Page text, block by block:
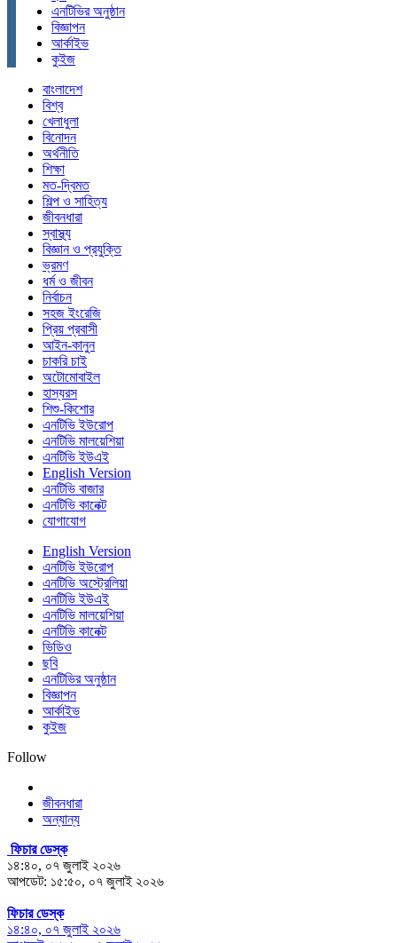
এনটিভির অনুষ্ঠান
বিজ্ঞাপন
আর্কাইভ
কুইজ
বাংলাদেশ
বিশ্ব
খেলাধুলা
বিনোদন
অর্থনীতি
শিক্ষা
মত-দ্বিমত
শিল্প ও সাহিত্য
জীবনধারা
স্বাস্থ্য
বিজ্ঞান ও প্রযুক্তি
ভ্রমণ
ধর্ম ও জীবন
নির্বাচন
সহজ ইংরেজি
প্রিয় প্রবাসী
আইন-কানুন
চাকরি চাই
অটোমোবাইল
হাস্যরস
শিশু-কিশোর
এনটিভি ইউরোপ
এনটিভি মালয়েশিয়া
এনটিভি ইউএই
English Version
এনটিভি বাজার
এনটিভি কানেক্ট
যোগাযোগ
English Version
এনটিভি ইউরোপ
এনটিভি অস্ট্রেলিয়া
এনটিভি ইউএই
এনটিভি মালয়েশিয়া
এনটিভি কানেক্ট
ভিডিও
ছবি
এনটিভির অনুষ্ঠান
বিজ্ঞাপন
আর্কাইভ
কুইজ
Follow
জীবনধারা
অন্যান্য
ফিচার ডেস্ক
১৪:৪০, ০৭ জুলাই ২০২৬
আপডেট: ১৫:৫০, ০৭ জুলাই ২০২৬
ফিচার ডেস্ক
১৪:৪০, ০৭ জুলাই ২০২৬